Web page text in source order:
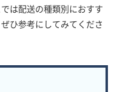
は配送の種類別におすす
ひ参考にしてみてくださ